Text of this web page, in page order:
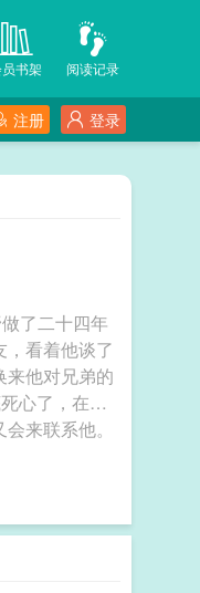
阅读记录
书架
登录
注册
了二十四年
看着他谈了
来他对兄弟的
心了，在周
来联系他。
的感情……你
婚，周少怕
的风云人
手创立矩阵